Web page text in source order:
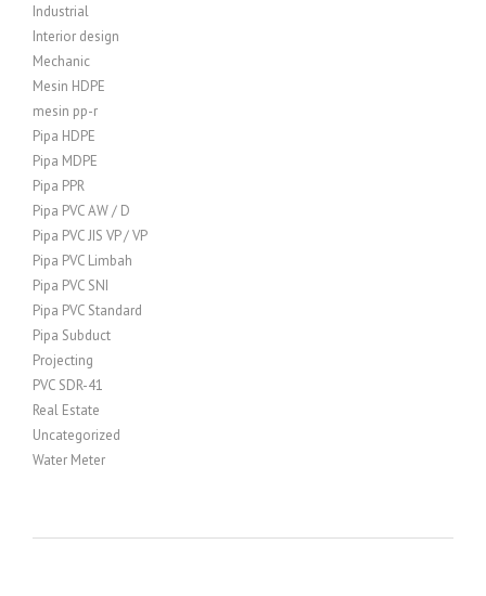
Industrial
Interior design
Mechanic
Mesin HDPE
mesin pp-r
Pipa HDPE
Pipa MDPE
Pipa PPR
Pipa PVC AW / D
Pipa PVC JIS VP / VP
Pipa PVC Limbah
Pipa PVC SNI
Pipa PVC Standard
Pipa Subduct
Projecting
PVC SDR-41
Real Estate
Uncategorized
Water Meter